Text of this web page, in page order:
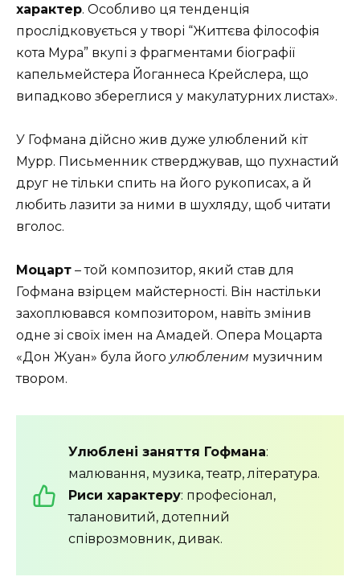
характер. Особливо ця тенденція
прослідковується у творі “Життєва філософія
кота Мура” вкупі з фрагментами біографії
капельмейстера Йоганнеса Крейслера, що
випадково збереглися у макулатурних листах».
У Гофмана дійсно жив дуже улюблений кіт
Мурр. Письменник стверджував, що пухнастий
друг не тільки спить на його рукописах, а й
любить лазити за ними в шухляду, щоб читати
вголос.
Моцарт – той композитор, який став для
Гофмана взірцем майстерності. Він настільки
захоплювався композитором, навіть змінив
одне зі своїх імен на Амадей. Опера Моцарта
«Дон Жуан» була його улюбленим музичним
твором.
Улюблені заняття Гофмана:
малювання, музика, театр, література.
Риси характеру: професіонал,
талановитий, дотепний
співрозмовник, дивак.